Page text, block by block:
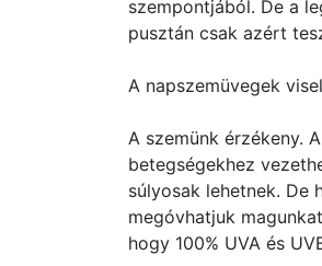
szempontjából. De a
pusztán csak azért
A napszemüvegek
A szemünk érzékeny.
betegségekhez
súlyosak lehetnek. De
megóvhatjuk
hogy 100% UVA és